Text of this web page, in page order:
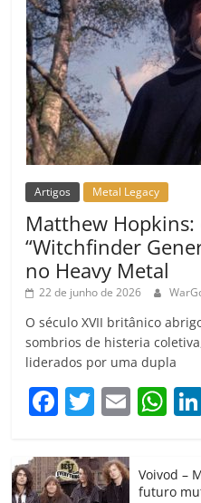
Artigos Metal Legacy
Matthew
“Witchfinder
no Heavy Metal
22 de junho de 2026
O século XVII britânico
sombrios de histeria
liderados por uma dupla
F
c
e
T
itt
er
E
ai
W
at
s
Voivod –
futuro